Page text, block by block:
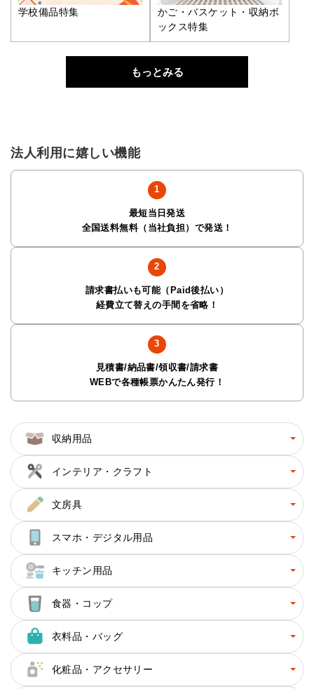
学校備品特集
かご・バスケット・収納ボ
ックス特集
もっとみる
法人利用に嬉しい機能
最短当日発送
全国送料無料（当社負担）で発送！
請求書払いも可能（Paid後払い）
経費立て替えの手間を省略！
見積書/納品書/領収書/請求書
WEBで各種帳票かんたん発行！
収納用品
インテリア・クラフト
文房具
スマホ・デジタル用品
キッチン用品
食器・コップ
衣料品・バッグ
化粧品・アクセサリー